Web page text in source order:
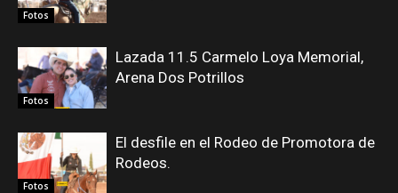
Fotos
Fotos
Lazada 11.5 Carmelo Loya Memorial,
Arena Dos Potrillos
Fotos
El desfile en el Rodeo de Promotora de
Rodeos.